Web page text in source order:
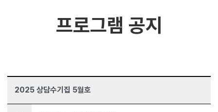
프로그램 공지
2025 상담수기집 5월호